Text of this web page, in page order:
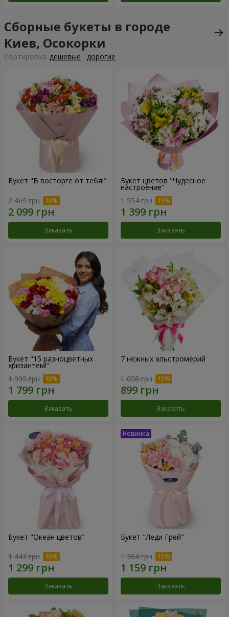
Сборные букеты в городе
Киев, Осокорки
Cортировка: дешевые дорогие
Букет "В восторге от тебя!"
2 469 грн
Заказать
Букет цветов "Чудесное
настроение"
1 554 грн
Заказать
Букет "15 разноцветных
хризантем!"
1 999 грн
Заказать
7 нежных альстромерий
1 058 грн
Заказать
Букет "Океан цветов"
1 443 грн
Заказать
Букет "Леди Грей"
1 364 грн
Заказать